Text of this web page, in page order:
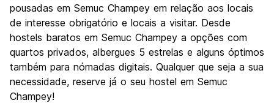
pousadas em Semuc Champey em relação aos locais
de interesse obrigatório e locais a visitar. Desde
hostels baratos em Semuc Champey a opções com
quartos privados, albergues 5 estrelas e alguns óptimos
também para nómadas digitais. Qualquer que seja a sua
necessidade, reserve já o seu hostel em Semuc
Champey!